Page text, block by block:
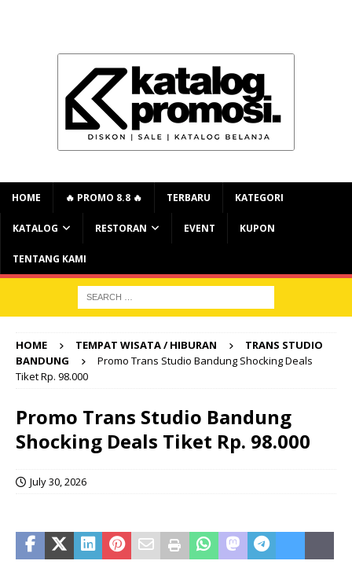
HOME 🔥 PROMO 8.8 🔥 TERBARU KATEGORI
KATALOG RESTORAN EVENT KUPON
TENTANG KAMI
HOME TEMPAT WISATA / HIBURAN
TRANS STUDIO
BANDUNG
Promo Trans Studio Bandung Shocking Deals
Tiket Rp. 98.000
Promo Trans Studio Bandung
Shocking Deals Tiket Rp. 98.000
July 30, 2026